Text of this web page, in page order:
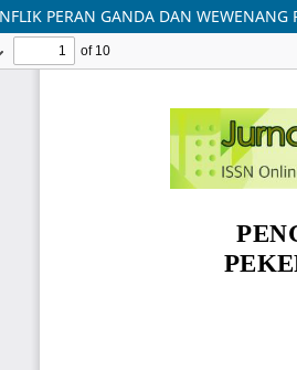
PERAN GANDA DAN